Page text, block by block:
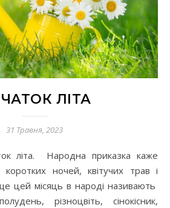
ЛІТА
31 Травня, 2023
ночей, квітучих трав і
цей місяць в народі називають
різноцвіть, сінокісник,